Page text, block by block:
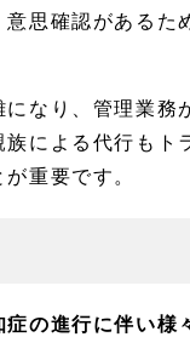
思確認があるた
なり、管理業務
による代行もト
重要です。
症の進行に伴い様